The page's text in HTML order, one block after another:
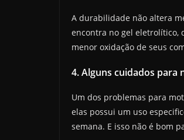
A durabilidade não altera
encontra no gel eletrolítico,
menor oxidação de seus
4. Alguns cuidados para
Um dos problemas para
elas possui um uso
semana. E isso não é bom